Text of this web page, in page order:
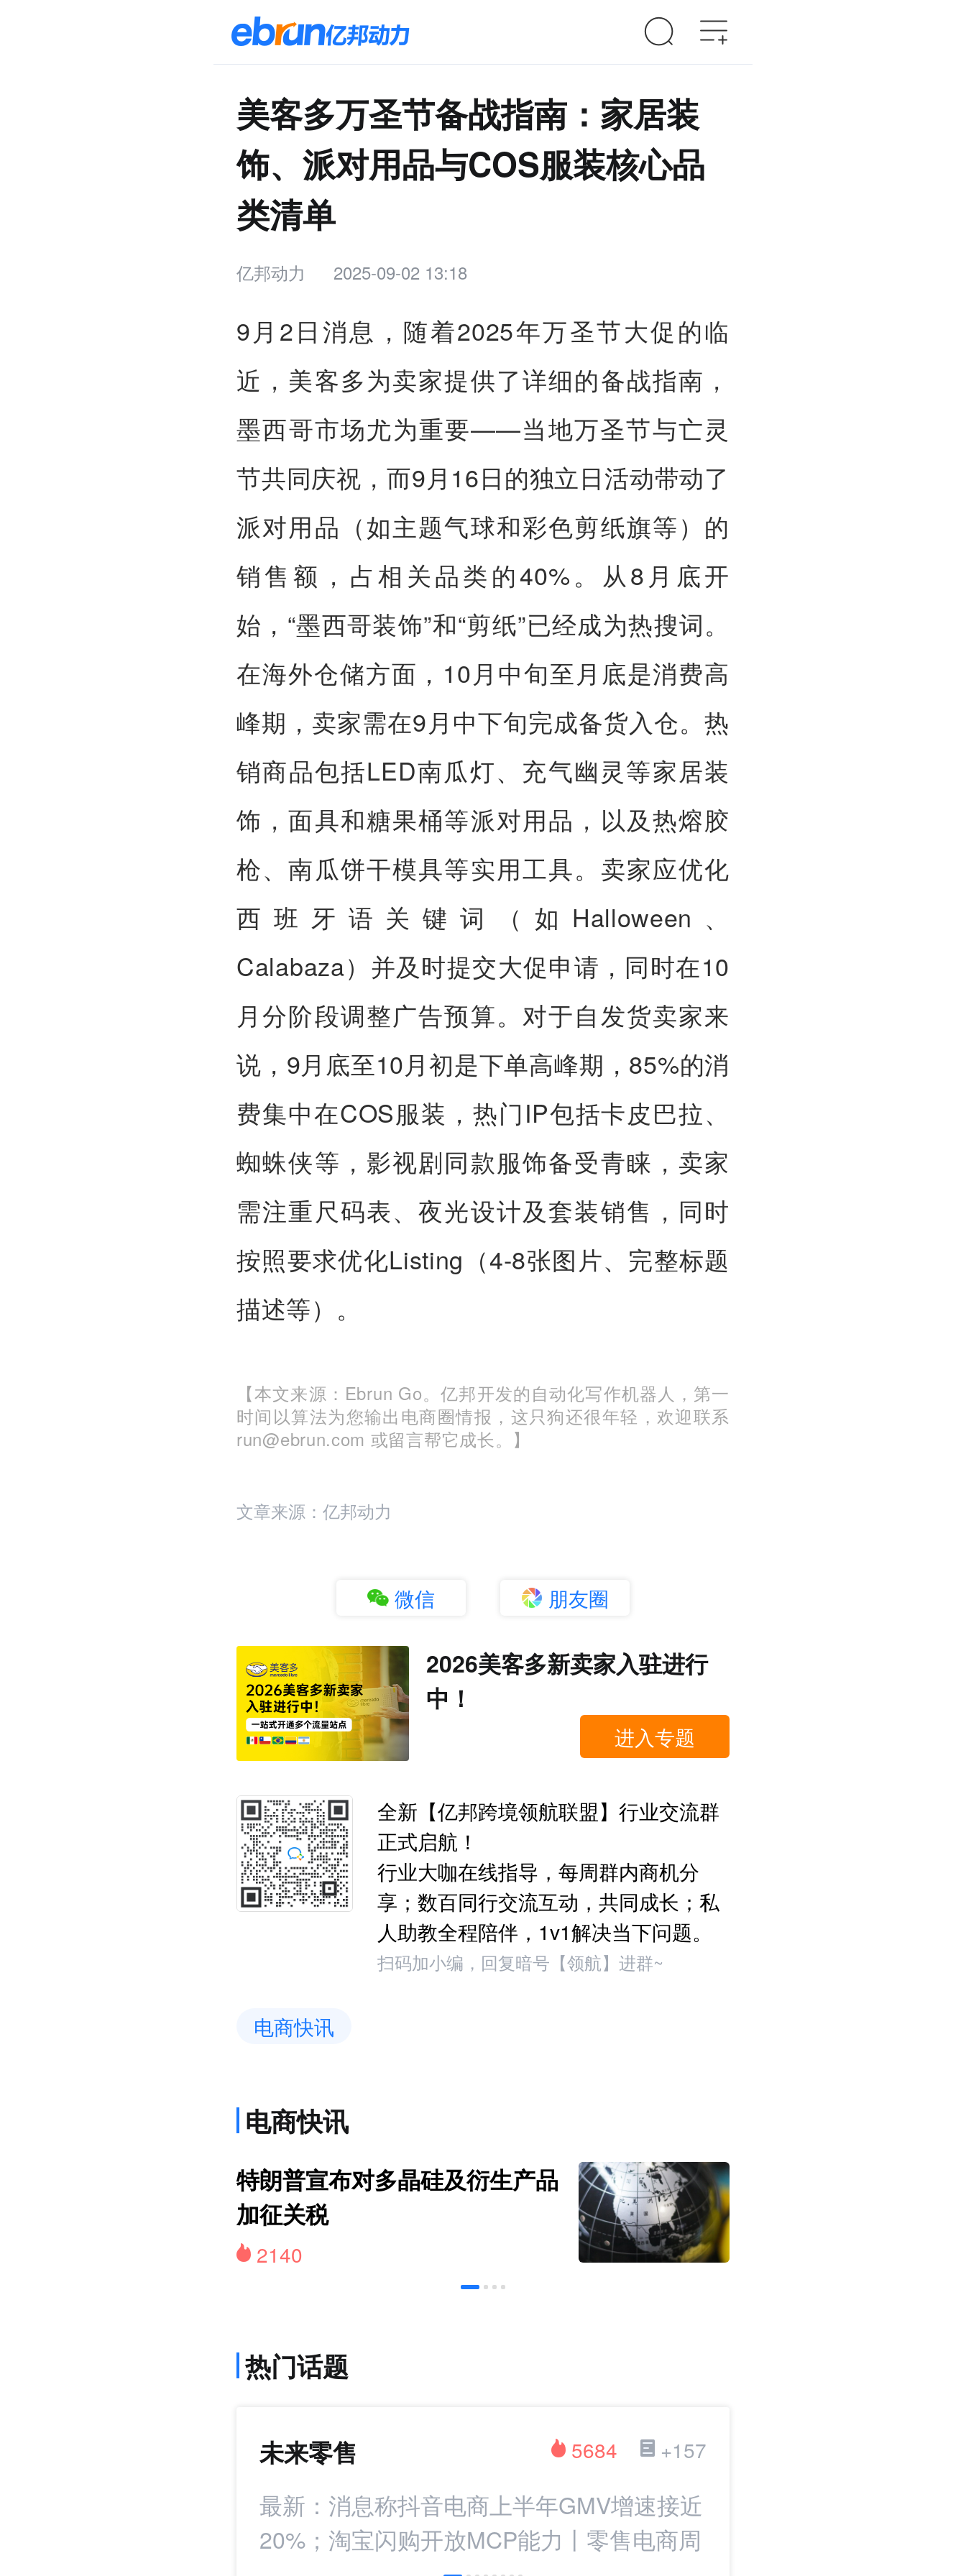
美客多万圣节备战指南：家居装
饰、派对用品与COS服装核心品
类清单
亿邦动力 2025-09-02 13:18
9月2日消息，随着2025年万圣节大促的临
近，美客多为卖家提供了详细的备战指南，
墨西哥市场尤为重要——当地万圣节与亡灵
节共同庆祝，而9月16日的独立日活动带动了
派对用品（如主题气球和彩色剪纸旗等）的
销售额，占相关品类的40%。从8月底开
始，“墨西哥装饰”和“剪纸”已经成为热搜词。
在海外仓储方面，10月中旬至月底是消费高
峰期，卖家需在9月中下旬完成备货入仓。热
销商品包括LED南瓜灯、充气幽灵等家居装
饰，面具和糖果桶等派对用品，以及热熔胶
枪、南瓜饼干模具等实用工具。卖家应优化
西班牙语关键词（如Halloween、
Calabaza）并及时提交大促申请，同时在10
月分阶段调整广告预算。对于自发货卖家来
说，9月底至10月初是下单高峰期，85%的消
费集中在COS服装，热门IP包括卡皮巴拉、
蜘蛛侠等，影视剧同款服饰备受青睐，卖家
需注重尺码表、夜光设计及套装销售，同时
按照要求优化Listing（4-8张图片、完整标题
描述等）。
【本文来源：Ebrun Go。亿邦开发的自动化写作机器人，第一
时间以算法为您输出电商圈情报，这只狗还很年轻，欢迎联系
run@ebrun.com 或留言帮它成长。】
文章来源：亿邦动力
微信 朋友圈
2026美客多新卖家入驻进行
中！
进入专题
全新【亿邦跨境领航联盟】行业交流群
正式启航！
行业大咖在线指导，每周群内商机分
享；数百同行交流互动，共同成长；私
人助教全程陪伴，1v1解决当下问题。
扫码加小编，回复暗号【领航】进群~
电商快讯
电商快讯
特朗普宣布对多晶硅及衍生产品
加征关税
2140
热门话题
未来零售 +157
5684
最新：消息称抖音电商上半年GMV增速接近
20%；淘宝闪购开放MCP能力丨零售电商周